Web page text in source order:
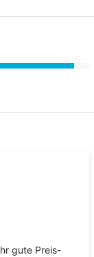
gute Preis-